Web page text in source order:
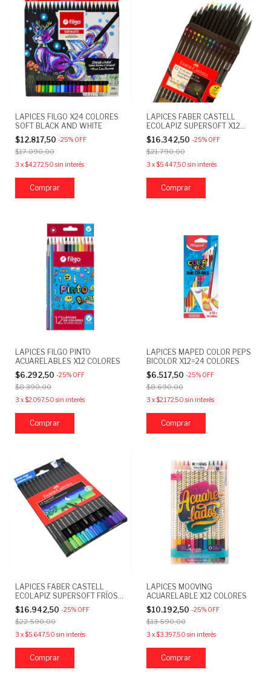
LAPICES FILGO X24 COLORES
SOFT BLACK AND WHITE
$12.817,50 -25% OFF
$17.090,00
3 x$4.272,50 sin interés
LAPICES FABER CASTELL
ECOLAPIZ SUPERSOFT X12
COLORES
$16.342,50 -25% OFF
$21.790,00
3 x$5.447,50 sin interés
LAPICES FILGO PINTO
ACUARELABLES X12 COLORES
$6.292,50 -25% OFF
$8.390,00
3 x$2.097,50 sin interés
LAPICES MAPED COLOR PEPS
BICOLOR X12=24 COLORES
$6.517,50 -25% OFF
$8.690,00
3 x$2.172,50 sin interés
LAPICES FABER CASTELL
ECOLAPIZ SUPERSOFT FRÍOS
X15
$16.942,50 -25% OFF
$22.590,00
3 x$5.647,50 sin interés
LAPICES MOOVING
ACUARELABLE X12 COLORES
$10.192,50 -25% OFF
$13.590,00
3 x$3.397,50 sin interés